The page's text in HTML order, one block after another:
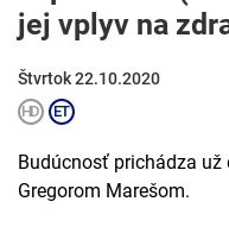
jej vplyv na
Štvrtok 22.10.2020
Budúcnosť prichádza už
Gregorom Marešom.